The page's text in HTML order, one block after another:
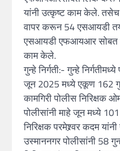
यांनी उत्कृष्ट काम केले. तसेच
वापर करून 54 एसआयडी
एसआयडी एफआयआर सोबत
काम केले.
गुन्हे निर्गती:- गुन्हे
जून 2025 मध्ये एकूण 162
कामगिरी पोलीस निरिक्षक
पोलीसांनी माहे जून मध्ये
निरिक्षक परमेश्र्वर कदम
उस्माननगर पोलीसांनी 58